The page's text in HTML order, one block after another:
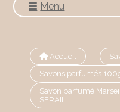
Menu
Accueil
Savons parfumés
Savon parfumé
SERAIL